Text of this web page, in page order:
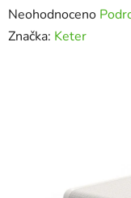
Průměrné
hodnocení
Neohodnoceno
Značka: Keter